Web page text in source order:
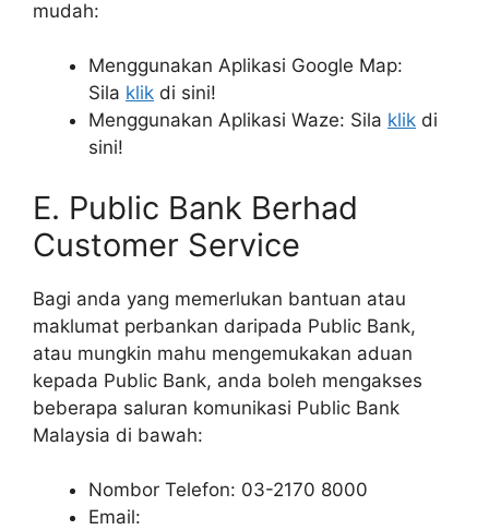
mudah:
Menggunakan Aplikasi Google Map:
Sila klik di sini!
Menggunakan Aplikasi Waze: Sila klik di
sini!
E. Public Bank Berhad
Customer Service
Bagi anda yang memerlukan bantuan atau
maklumat perbankan daripada Public Bank,
atau mungkin mahu mengemukakan aduan
kepada Public Bank, anda boleh mengakses
beberapa saluran komunikasi Public Bank
Malaysia di bawah:
Nombor Telefon: 03-2170 8000
Email: